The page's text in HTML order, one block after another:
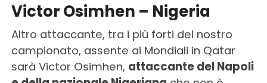
Victor Osimhen – Nigeria
Altro attaccante, tra i più forti del nostro
campionato, assente ai Mondiali in Qatar
sarà Victor Osimhen, attaccante del Napoli